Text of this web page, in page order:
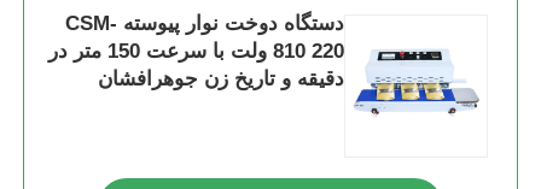
دستگاه دوخت نوار پیوسته CSM-
810 220 ولت با سرعت 150 متر در
دقیقه و تاریخ زن جوهرافشان